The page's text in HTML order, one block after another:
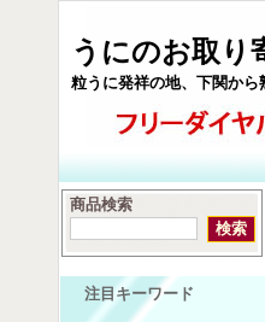
うにのお取り
粒うに発祥の地、下関から
商品検索
注目キーワード